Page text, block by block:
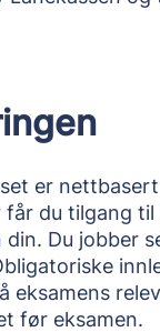
er
du tilgang
Du jobber
eksamens
før eksamen.